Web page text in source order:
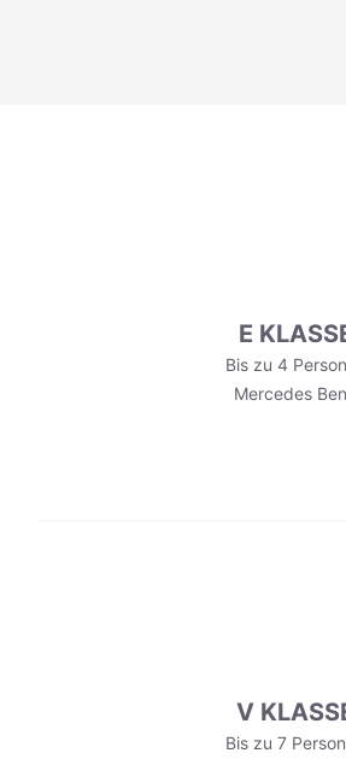
E
Bis zu 4
Mercedes
V
Bis zu 7